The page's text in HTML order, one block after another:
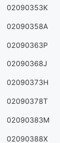
02090353K
02090358A
02090363P
02090368J
02090373H
02090378T
02090383M
02090388X